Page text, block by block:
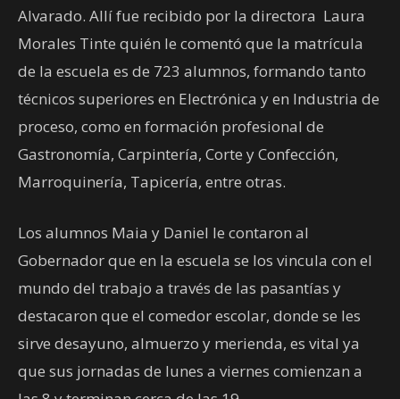
Alvarado. Allí fue recibido por la directora Laura
Morales Tinte quién le comentó que la matrícula
de la escuela es de 723 alumnos, formando tanto
técnicos superiores en Electrónica y en Industria de
proceso, como en formación profesional de
Gastronomía, Carpintería, Corte y Confección,
Marroquinería, Tapicería, entre otras.
Los alumnos Maia y Daniel le contaron al
Gobernador que en la escuela se los vincula con el
mundo del trabajo a través de las pasantías y
destacaron que el comedor escolar, donde se les
sirve desayuno, almuerzo y merienda, es vital ya
que sus jornadas de lunes a viernes comienzan a